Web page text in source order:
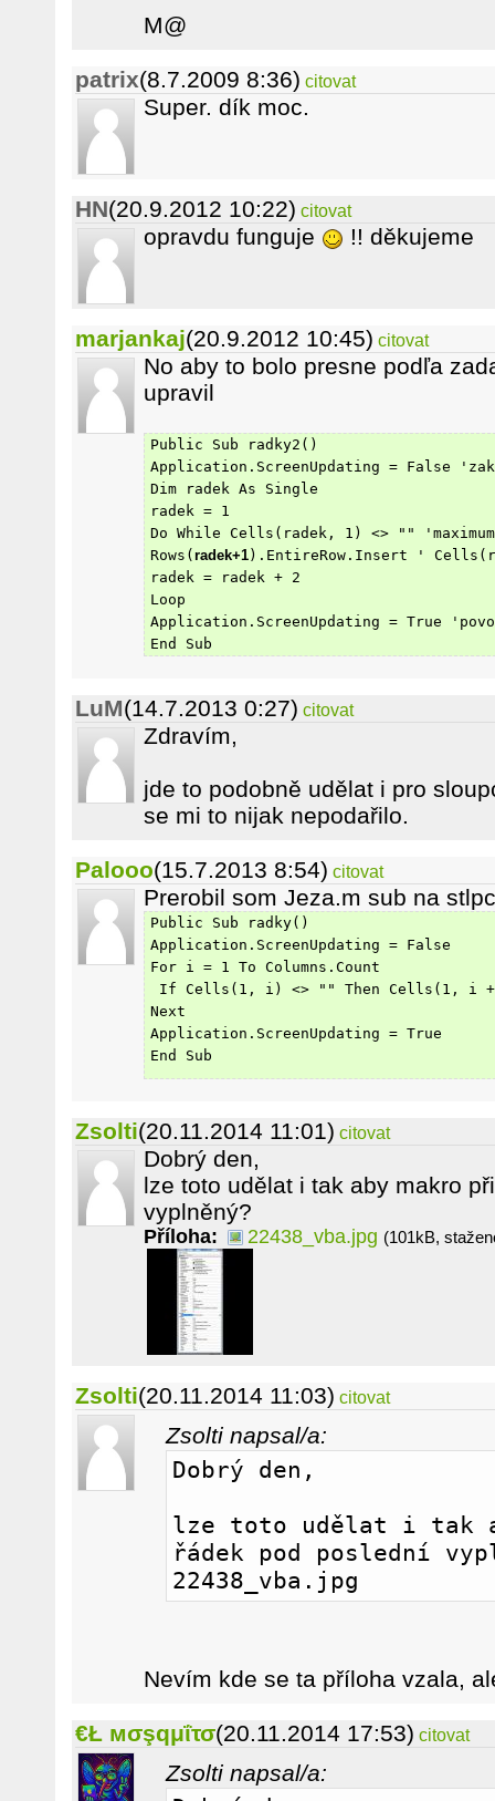
M@
patrix(8.7.2009 8:36) citovat
Super. dík moc.
HN(20.9.2012 10:22) citovat
opravdu funguje !! děkujeme
marjankaj(20.9.2012 10:45) citovat
No aby to bolo presne podľa
upravil
Public Sub radky2()
Application.ScreenUpdating = False
Dim radek As Single
radek = 1
Do While Cells(radek, 1) <> ""
Rows( radek+1).EntireRow.Insert '
radek = radek + 2
Loop
Application.ScreenUpdating = True
End Sub
LuM(14.7.2013 0:27) citovat
Zdravím,
jde to podobně udělat i pro
se mi to nijak nepodařilo.
Palooo(15.7.2013 8:54) citovat
Prerobil som Jeza.m sub na
Public Sub radky()
Application.ScreenUpdating = False
For i = 1 To Columns.Count
If Cells(1, i) <> "" Then Cells(1, i +
Next
Application.ScreenUpdating = True
End Sub
Zsolti(20.11.2014 11:01) citovat
Dobrý den,
lze toto udělat i tak aby makro
vyplněný?
Příloha: 22438_vba.jpg (101kB,
Zsolti(20.11.2014 11:03) citovat
Zsolti napsal/a:
Dobrý den,
lze toto udělat i tak
řádek pod poslední
22438_vba.jpg
Nevím kde se ta příloha vzala,
€Ł мσşqμΐτσ(20.11.2014 17:53) citovat
Zsolti napsal/a: